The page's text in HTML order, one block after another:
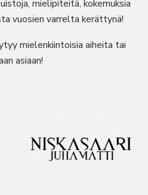
mielipiteitä, kokemuksia
vuosien varrelta kerättynä!
mielenkiintoisia aiheita tai
asiaan!